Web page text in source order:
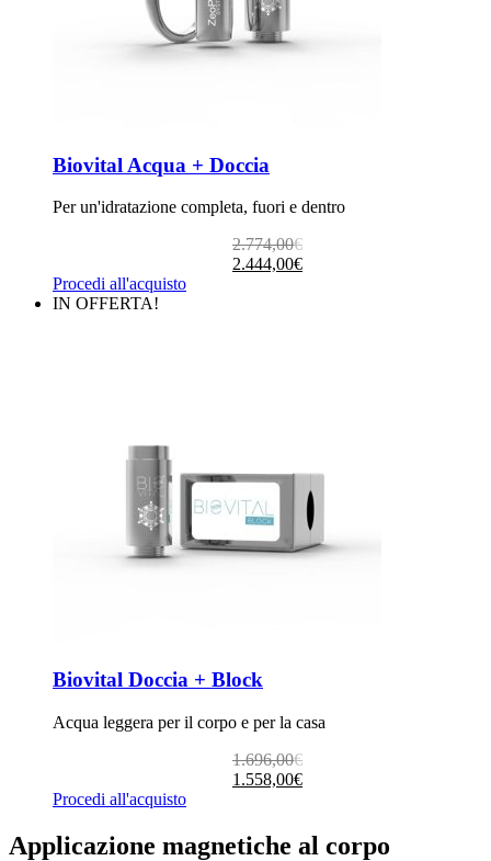
Biovital Acqua + Doccia
Per un'idratazione completa, fuori e dentro
2.774,00€
Il
prezzo
2.444,00€
Il
prezzo
Procedi all'acquisto
IN OFFERTA!
Biovital Doccia + Block
Acqua leggera per il corpo e per la casa
1.696,00€
Il
prezzo
1.696,00€.
1.558,00€
Il
prezzo
1.558,00€.
Procedi all'acquisto
Applicazione magnetiche al corpo